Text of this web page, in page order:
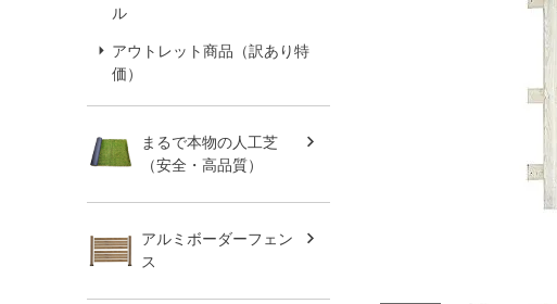
ル
アウトレット商品（訳あり特
価）
まるで本物の人工芝
（安全・高品質）
アルミボーダーフェン
ス